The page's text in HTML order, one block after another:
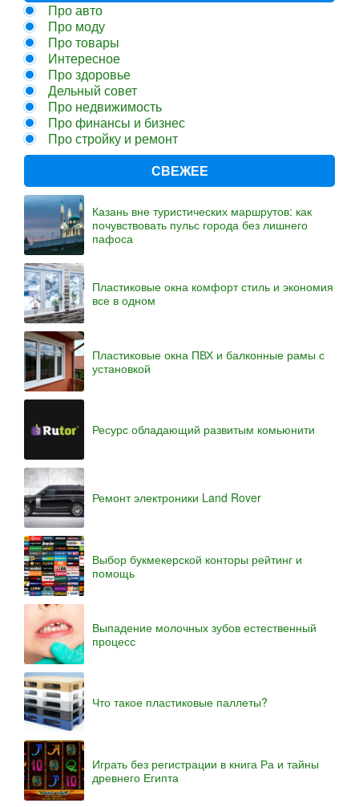
Про авто
Про моду
Про товары
Интересное
Про здоровье
Дельный совет
Про недвижимость
Про финансы и бизнес
Про стройку и ремонт
СВЕЖЕЕ
Казань вне туристических маршрутов: как
почувствовать пульс города без лишнего
пафоса
Пластиковые окна комфорт стиль и экономия
все в одном
Пластиковые окна ПВХ и балконные рамы с
установкой
Ресурс обладающий развитым комьюнити
Ремонт электроники Land Rover
Выбор букмекерской конторы рейтинг и
помощь
Выпадение молочных зубов естественный
процесс
Что такое пластиковые паллеты?
Играть без регистрации в книга Ра и тайны
древнего Египта